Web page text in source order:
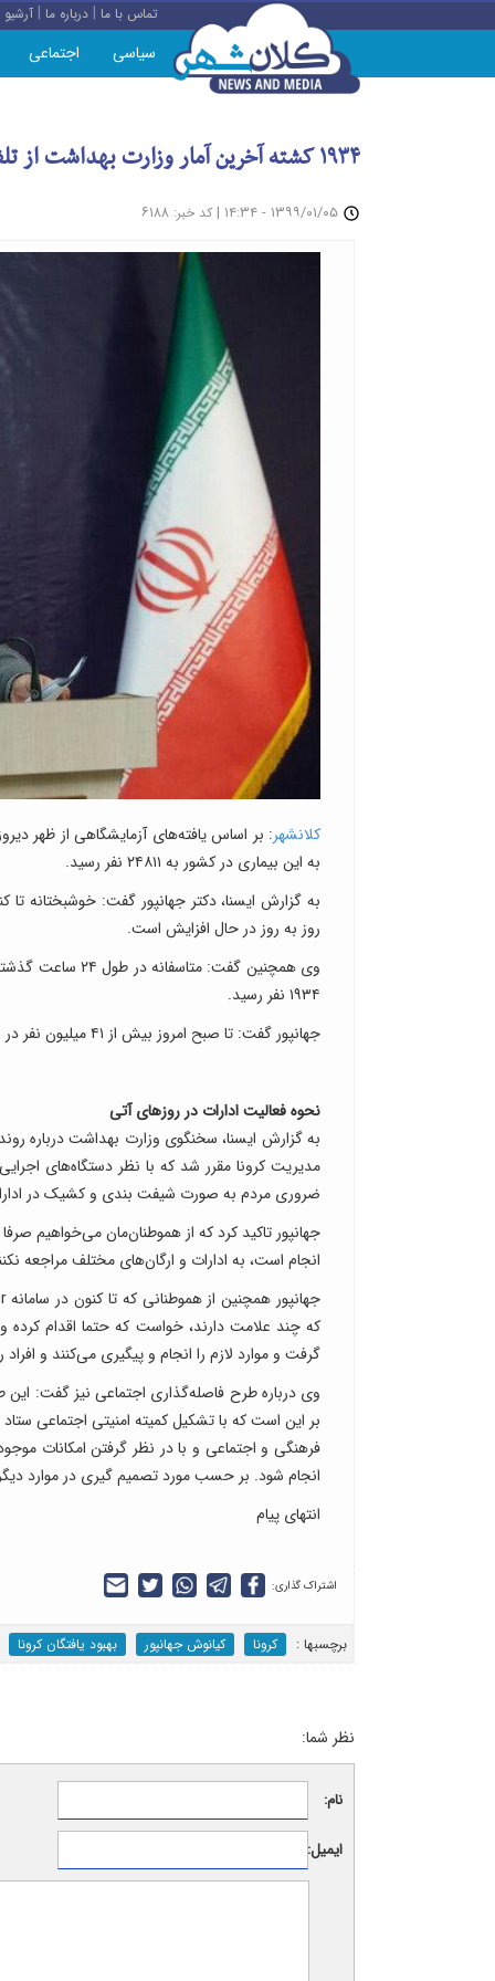
تماس با ما |درباره ما |آرشیو
سیاسی اجتماعی
۱۹۳۴ کشته آخرین آمار وزارت بهداشت از تلفات کرونا
| کد خبر: ۶۱۸۸
کلانشهر
به این بیماری در کشور به ۲۴۸۱۱ نفر رسید.
روز به روز در حال افزایش است.
۱۹۳۴ نفر رسید.
جهانپور گفت: تا صبح امروز بیش از ۴۱ میلیون نفر در غربالگری کرونا و طرح بسیج ملی مقابله با کرونا مشارکت کرده‌اند.
نحوه فعالیت ادارات در روزهای آتی
به گزارش ایسنا، سخنگوی وزارت بهداشت درباره
مدیریت کرونا مقرر شد که با نظر دستگاه‌های
ضروری مردم به صورت شیفت بندی و کشیک در
جهانپور تاکید کرد که از هموطنان‌مان می‌خواهیم
انجام است، به ادارات و ارگان‌های مختلف مراجعه
که چند علامت دارند، خواست که حتما اقدام کرده
گرفت و موارد لازم را انجام و پیگیری می‌کنند و
وی درباره طرح فاصله‌گذاری اجتماعی نیز گفت:
بر این است که با تشکیل کمیته امنیتی اجتماعی
فرهنگی و اجتماعی و با در نظر گرفتن امکانات
انجام شود. بر حسب مورد تصمیم گیری در موارد
انتهای پیام
اشتراک گذاری:
برچسب‎ها : کرونا کیانوش جهانپور بهبود یافتگان کرونا
نظر شما:
نام:
ایمیل: